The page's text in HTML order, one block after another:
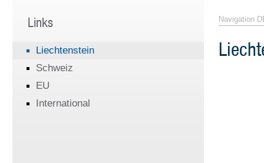
Links
Liechtenstein
Schweiz
EU
International
Navigation